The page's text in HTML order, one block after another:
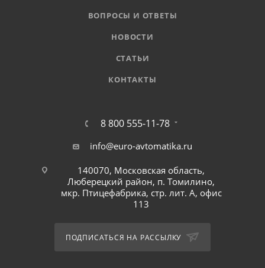
ВОПРОСЫ И ОТВЕТЫ
НОВОСТИ
СТАТЬИ
КОНТАКТЫ
8 800 555-11-78
info@euro-avtomatika.ru
140070, Московская область,
Люберецкий район, п. Томилино,
мкр. Птицефабрика, стр. лит. А, офис
113
ПОДПИСАТЬСЯ НА РАССЫЛКУ